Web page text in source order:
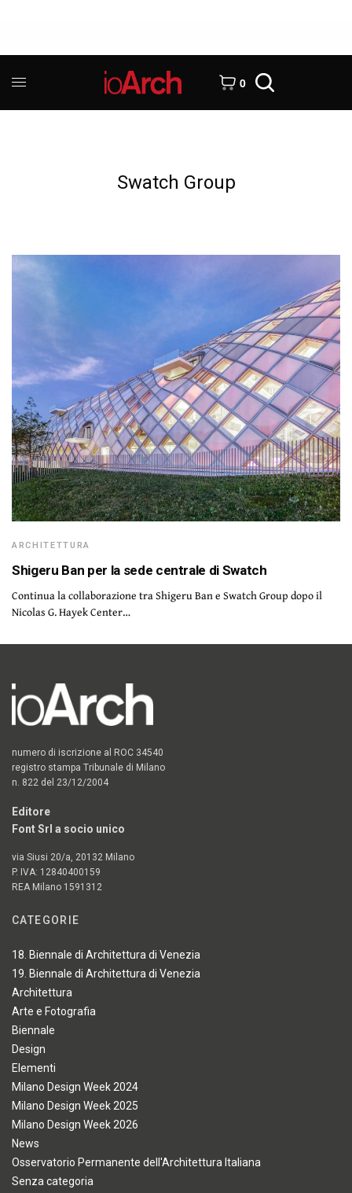
0
Swatch Group
ARCHITETTURA
Shigeru Ban per la sede centrale di Swatch
Continua la collaborazione tra Shigeru Ban e Swatch Group dopo il
Nicolas G. Hayek Center…
numero di iscrizione al ROC 34540
registro stampa Tribunale di Milano
n. 822 del 23/12/2004
Editore
Font Srl a socio unico
via Siusi 20/a, 20132 Milano
P. IVA: 12840400159
REA Milano 1591312
CATEGORIE
18. Biennale di Architettura di Venezia
19. Biennale di Architettura di Venezia
Architettura
Arte e Fotografia
Biennale
Design
Elementi
Milano Design Week 2024
Milano Design Week 2025
Milano Design Week 2026
News
Osservatorio Permanente dell'Architettura Italiana
Senza categoria